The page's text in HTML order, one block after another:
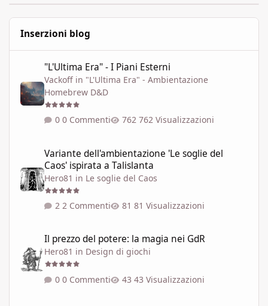
Inserzioni blog
"L'Ultima Era" - I Piani Esterni
Vackoff in "L'Ultima Era" - Ambientazione
Homebrew D&D
0 Commenti 762 Visualizzazioni
Variante dell'ambientazione 'Le soglie del
Caos' ispirata a Talislanta
Hero81 in Le soglie del Caos
2 Commenti 81 Visualizzazioni
Il prezzo del potere: la magia nei GdR
Hero81 in Design di giochi
0 Commenti 43 Visualizzazioni